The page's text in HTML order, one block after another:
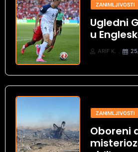
ZANIMLJIVOSTI
Ugledni
u
ARIF K.
ZANIMLJIVOSTI
Oboreni